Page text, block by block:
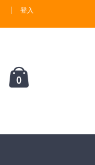
登入
0